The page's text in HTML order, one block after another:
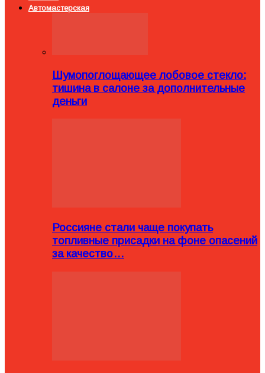
Автомастерская
Шумопоглощающее лобовое стекло:
тишина в салоне за дополнительные
деньги
Россияне стали чаще покупать
топливные присадки на фоне опасений
за качество…